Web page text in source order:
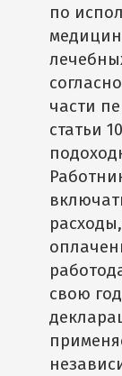
по
части
статьи
расходы,
свою